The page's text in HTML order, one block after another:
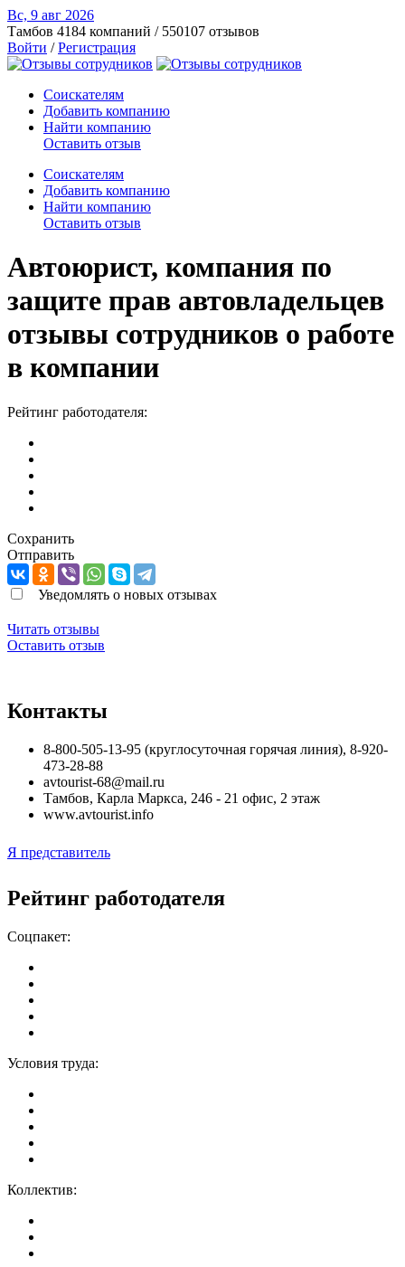
Вс, 9 авг 2026
Тамбов 4184 компаний / 550107 отзывов
Войти /Регистрация
Соискателям
Добавить компанию
Найти компанию
Оставить отзыв
Соискателям
Добавить компанию
Найти компанию
Оставить отзыв
Автоюрист, компания по
защите прав автовладельцев
отзывы сотрудников о работе
в компании
Рейтинг работодателя:
Сохранить
Отправить
Уведомлять о новых отзывах
Читать отзывы
Оставить отзыв
Контакты
8-800-505-13-95 (круглосуточная горячая линия), 8-920-
473-28-88
avtourist-68@mail.ru
Тамбов, Карла Маркса, 246 - 21 офис, 2 этаж
www.avtourist.info
Я представитель
Рейтинг работодателя
Соцпакет:
Условия труда:
Коллектив: